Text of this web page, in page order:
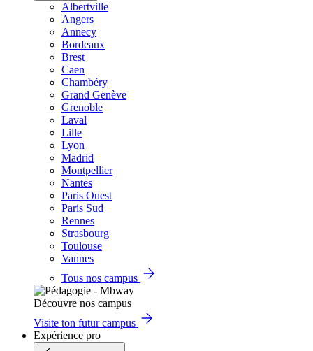
Albertville
Angers
Annecy
Bordeaux
Brest
Caen
Chambéry
Grand Genève
Grenoble
Laval
Lille
Lyon
Madrid
Montpellier
Nantes
Paris Ouest
Paris Sud
Rennes
Strasbourg
Toulouse
Vannes
Tous nos campus
Découvre nos campus
Visite ton futur campus
Expérience pro